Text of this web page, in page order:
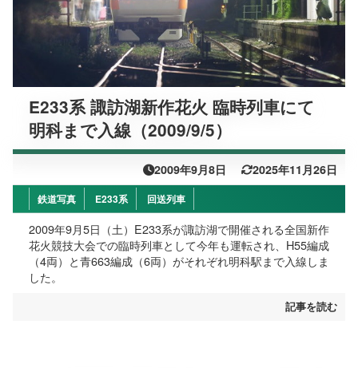
E233系 諏訪湖新作花火 臨時列車にて
明科まで入線（2009/9/5）
2009年9月8日 2025年11月26日
鉄道写真 E233系 回送列車
2009年9月5日（土）E233系が諏訪湖で開催される全国新作
花火競技大会での臨時列車として今年も運転され、H55編成
（4両）と青663編成（6両）がそれぞれ明科駅まで入線しま
した。
記事を読む